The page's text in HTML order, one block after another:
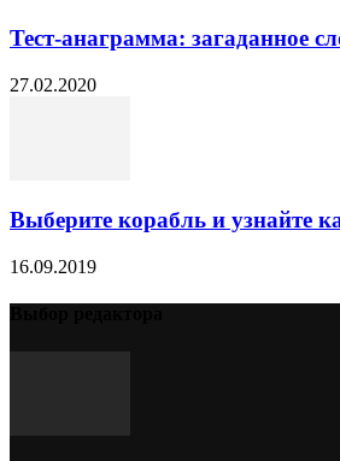
Тест-анаграмма: загаданное
27.02.2020
Выберите корабль и узнайте
16.09.2019